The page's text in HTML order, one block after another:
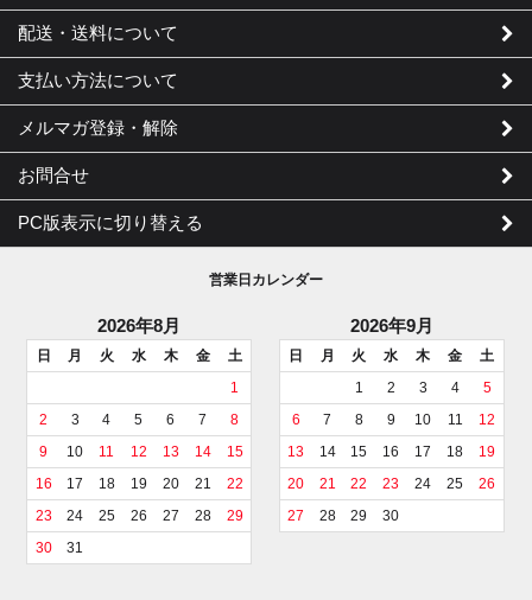
配送・送料について
支払い方法について
メルマガ登録・解除
お問合せ
PC版表示に切り替える
営業日カレンダー
2026年8月
日 月 火 水 木 金
土
1
2
3 4 5 6 7
8
9
10 11 12 13 14
15
16
17 18 19 20 21
22
23
24 25 26 27 28
29
30
31
2026年9月
日 月 火 水 木 金
土
1
2 3 4
5
6
7 8 9 10 11
12
13
14 15 16 17 18
19
20
21 22 23 24 25
26
27
28 29 30